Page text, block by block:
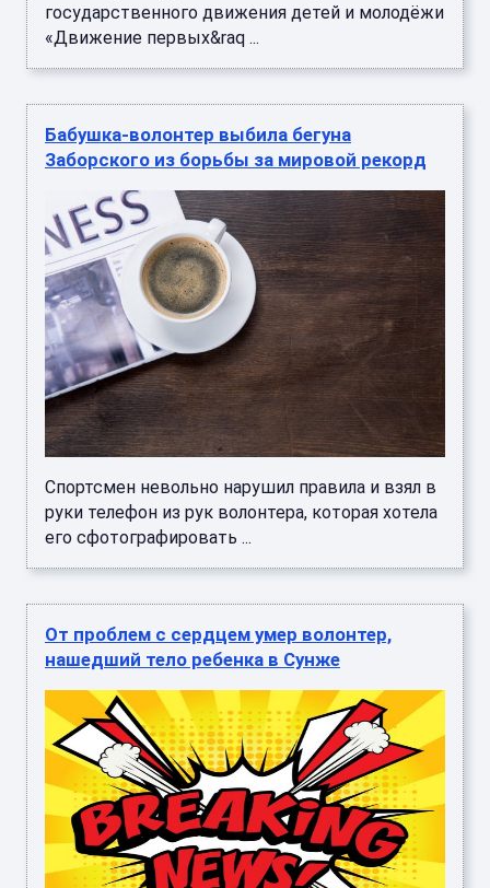
государственного движения детей и молодёжи
«Движение первых&raq ...
Бабушка-волонтер выбила бегуна
Заборского из борьбы за мировой рекорд
Спортсмен невольно нарушил правила и взял в
руки телефон из рук волонтера, которая хотела
его сфотографировать ...
От проблем с сердцем умер волонтер,
нашедший тело ребенка в Сунже